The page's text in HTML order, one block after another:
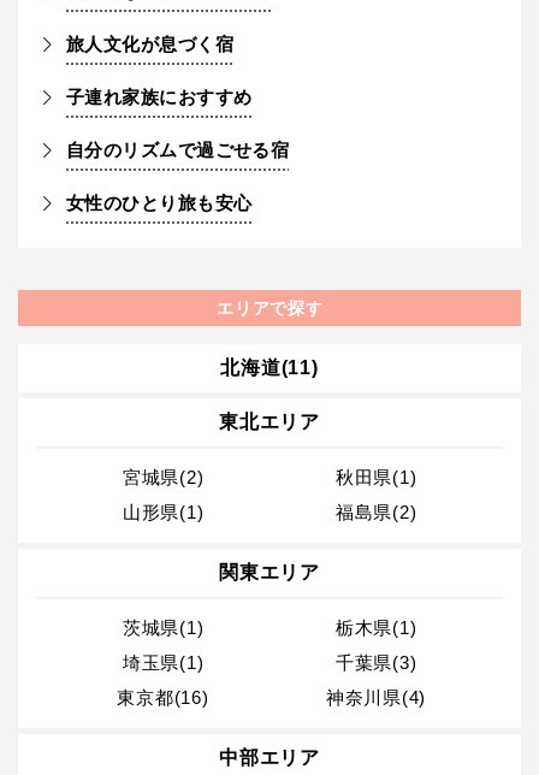
旅人文化が息づく宿
子連れ家族におすすめ
自分のリズムで過ごせる宿
女性のひとり旅も安心
エリアで探す
北海道(11)
東北エリア
宮城県(2)
秋田県(1)
山形県(1)
福島県(2)
関東エリア
茨城県(1)
栃木県(1)
埼玉県(1)
千葉県(3)
東京都(16)
神奈川県(4)
中部エリア